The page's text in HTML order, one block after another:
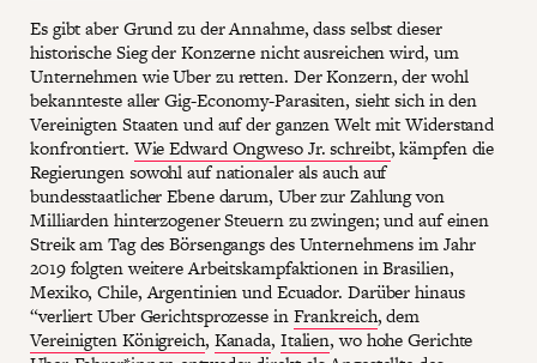
Es gibt aber Grund zu der Annahme, dass selbst dieser
historische Sieg der Konzerne nicht ausreichen wird, um
Unternehmen wie Uber zu retten. Der Konzern, der wohl
bekannteste aller Gig-Economy-Parasiten, sieht sich in den
Vereinigten Staaten und auf der ganzen Welt mit Widerstand
konfrontiert.Wie Edward Ongweso Jr. schreibt, kämpfen die
Regierungen sowohl auf nationaler als auch auf
bundesstaatlicher Ebene darum, Uber zur Zahlung von
Milliarden hinterzogener Steuern zu zwingen; und auf einen
Streik am Tag des Börsengangs des Unternehmens im Jahr
2019 folgten weitere Arbeitskampfaktionen in Brasilien,
Mexiko, Chile, Argentinien und Ecuador. Darüber hinaus
“verliert Uber Gerichtsprozesse inFrankreich, dem
Vereinigten Königreich, Kanada, Italien, wo hohe Gerichte